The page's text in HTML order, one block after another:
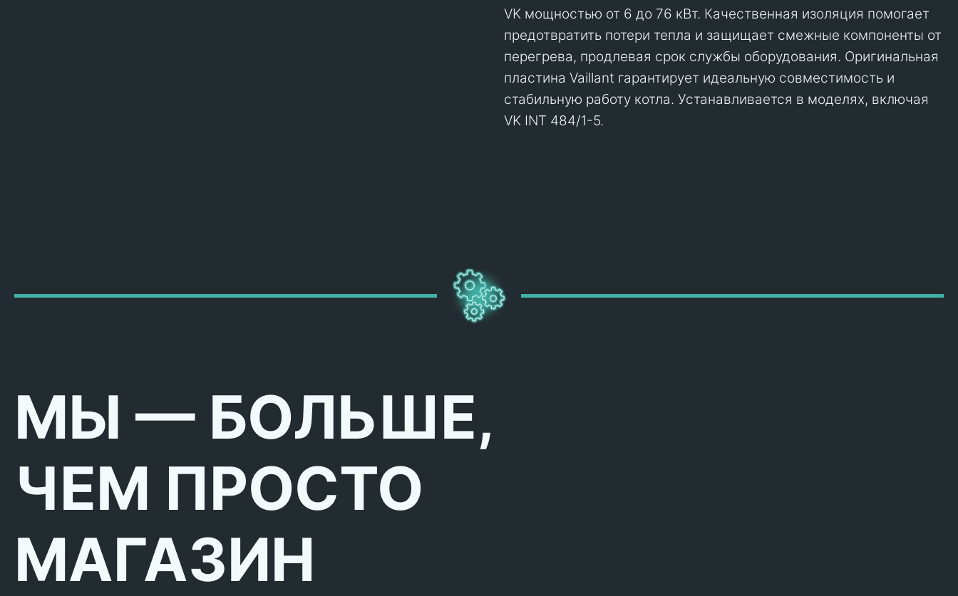
VK мощностью от 6 до 76 кВт. Качественная изоляция помогает
предотвратить потери тепла и защищает смежные компоненты от
перегрева, продлевая срок службы оборудования. Оригинальная
пластина Vaillant гарантирует идеальную совместимость и
стабильную работу котла. Устанавливается в моделях, включая
VK INT 484/1-5.
МЫ — БОЛЬШЕ,
ЧЕМ ПРОСТО
МАГАЗИН